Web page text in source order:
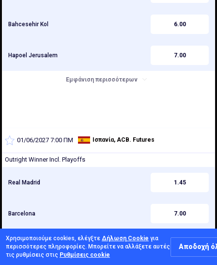
Bahcesehir Kol 6.00
Hapoel Jerusalem 7.00
Εμφάνιση περισσότερων
01/06/2027 7:00 ΠΜ Ισπανία, ACB. Futures
Outright Winner Incl. Playoffs
Real Madrid 1.45
Barcelona 7.00
Valencia 7.00
Χρησιμοποιούμε cookies, ελέγξτε Δήλωση Cookie για
περισσότερες πληροφορίες. Μπορείτε να αλλάξετε αυτές
τις ρυθμίσεις στις Ρυθμίσεις cookie
Αποδοχή